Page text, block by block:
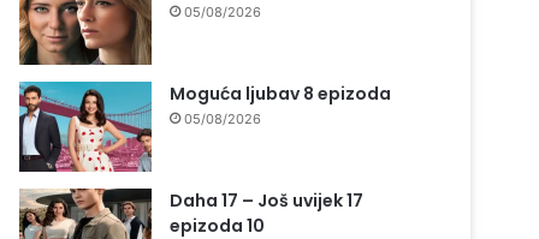
05/08/2026
Moguća ljubav 8 epizoda
05/08/2026
Daha 17 – Još uvijek 17
epizoda 10